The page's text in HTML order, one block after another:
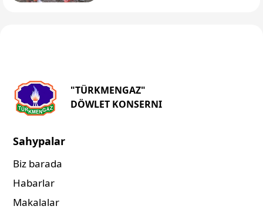
"TÜRKMENGAZ"
DÖWLET KONSERNI
Sahypalar
Biz barada
Habarlar
Makalalar